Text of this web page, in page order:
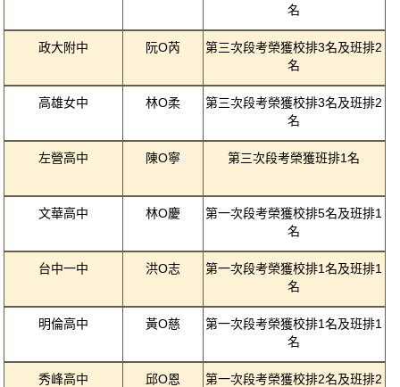
名
政大附中 阮O芮
第三次段考榮獲校排3名及班排2
名
高雄女中 林O柔
第三次段考榮獲校排3名及班排2
名
左營高中 陳O寧 第三次段考榮獲班排1名
文華高中 林O慶
第一次段考榮獲校排5名及班排1
名
台中一中 洪O志
第一次段考榮獲校排1名及班排1
名
明倫高中 黃O慈
第一次段考榮獲校排1名及班排1
名
秀峰高中 邱O恩
第一次段考榮獲校排2名及班排2